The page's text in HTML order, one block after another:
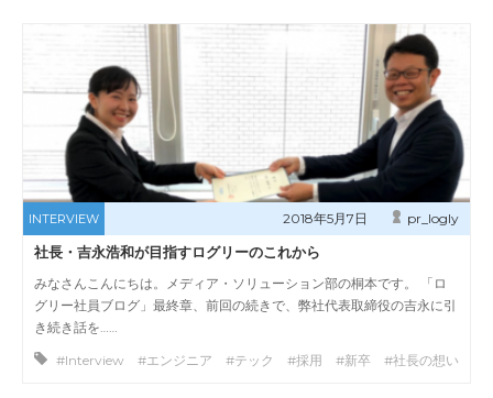
採用情報
お問い合わせ
INTERVIEW 2018年5月7日 pr_logly
社長・吉永浩和が目指すログリーのこれから
みなさんこんにちは。メディア・ソリューション部の桐本です。 「ロ
グリー社員ブログ」最終章、前回の続きで、弊社代表取締役の吉永に引
き続き話を……
#Interview #エンジニア #テック #採用 #新卒 #社長の想い